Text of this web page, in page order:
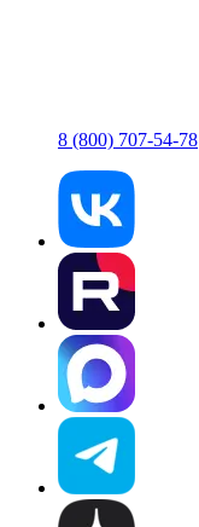
8 (800) 707-54-78